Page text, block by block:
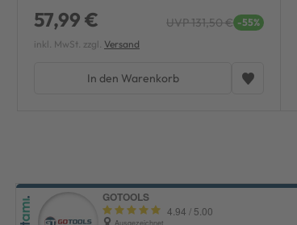
57,99 € UVP 131,50 € -55%
inkl. MwSt. zzgl. Versand
In den Warenkorb